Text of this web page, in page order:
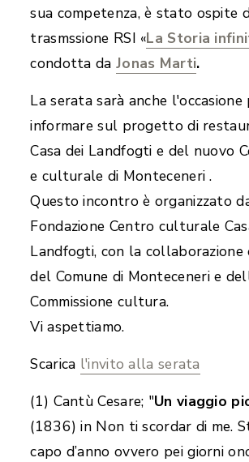
sua competenza, è stato ospite
trasmssione RSI «La Storia
condotta da Jonas Marti.
La serata sarà anche l'occasione
informare sul progetto di
Casa dei Landfogti e del nuovo
e culturale di Monteceneri .
Questo incontro è organizzato
Fondazione Centro culturale
Landfogti, con la collaborazione
del Comune di Monteceneri e
Commissione cultura.
Vi aspettiamo.
Scarica l'invito alla serata
(1) Cantù Cesare; "Un viaggio
(1836) in Non ti scordar di me.
capo d’anno ovvero pei giorni